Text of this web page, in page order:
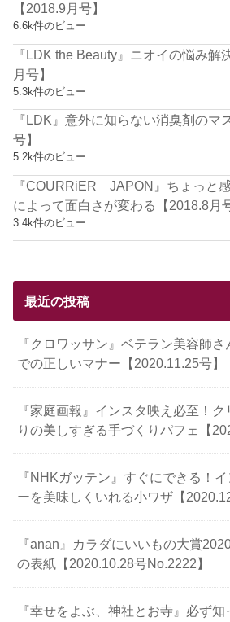
【2018.9月号】
6.6k件のビュー
『LDK the Beauty』ニオイの悩み解
月号】
5.3k件のビュー
『LDK』意外に知らない消臭剤のマ
号】
5.2k件のビュー
『COURRiER JAPON』ちょっと
によって面白さが変わる【2018.8月
3.4k件のビュー
最近の投稿
『クロワッサン』ベテラン美容師
での正しいマナー【2020.11.25号】
『家庭画報』インスタ映え必至！
りの美しすぎる手づくりパフェ【
『NHKガッテン』すぐにできる！
ーを美味しくいれる小ワザ【
『anan』カラダにいいもの大賞
の表紙【2020.10.28号No.2222】
『幸せをよぶ、神社とお寺』必ず